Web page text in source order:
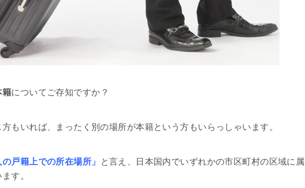
籍についてご存知ですか？
もいれば、まったく別の場所が本籍という方もいらっしゃいます。
戸籍上での所在場所」
と言え、日本国内でいずれかの市区町村の区域に属
す。